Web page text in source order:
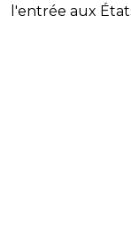
l'entrée aux